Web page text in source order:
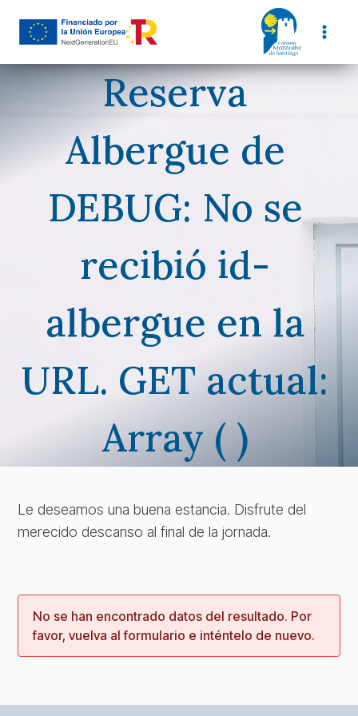
Reserva
Albergue de
DEBUG: No se
recibió id-
albergue en la
URL. GET actual:
Array ( )
Le deseamos una buena estancia. Disfrute del
merecido descanso al final de la jornada.
No se han encontrado datos del resultado. Por
favor, vuelva al formulario e inténtelo de nuevo.